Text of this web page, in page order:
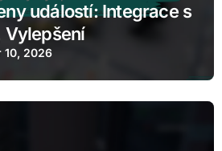
událostí: Integrace s
Vylepšení
10, 2026